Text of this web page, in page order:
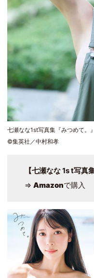
七瀬なな1st写真集『みつめて。
©集英社／中村和孝
【七瀬なな 1s t写真
⇒ Amazonで購入